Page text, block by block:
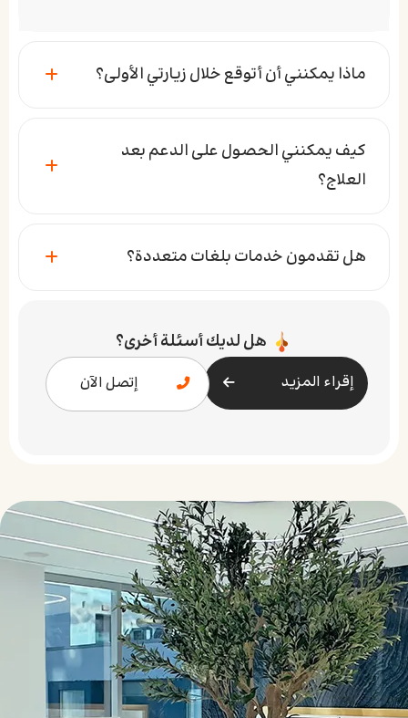
ماذا يمكنني أن أتوقع خلال زيارتي الأولى؟
كيف يمكنني الحصول على الدعم بعد
العلاج؟
هل تقدمون خدمات بلغات متعددة؟
هل لديك أسئلة أخرى؟
إقراء المزيد إتصل الآن